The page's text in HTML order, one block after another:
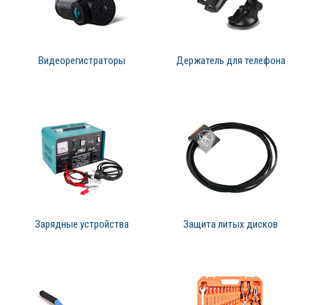
Видеорегистраторы Держатель для телефона
Зарядные устройства Защита литых дисков